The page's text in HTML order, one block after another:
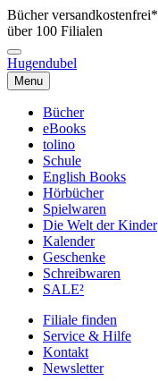
Bücher versandkostenfrei*
über 100 Filialen
Hugendubel
Menu
Bücher
eBooks
tolino
Schule
English Books
Hörbücher
Spielwaren
Die Welt der Kinder
Kalender
Geschenke
Schreibwaren
SALE²
Filiale finden
Service & Hilfe
Kontakt
Newsletter